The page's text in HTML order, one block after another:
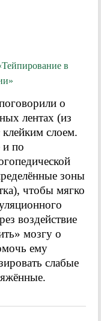
в
о
лентах (из
слоем.
по
зоны
чтобы мягко
воздействие
мозгу о
ему
слабые